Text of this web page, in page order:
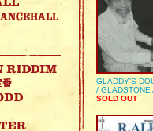
GLADDY’S
/ GLADSTONE
SOLD OUT